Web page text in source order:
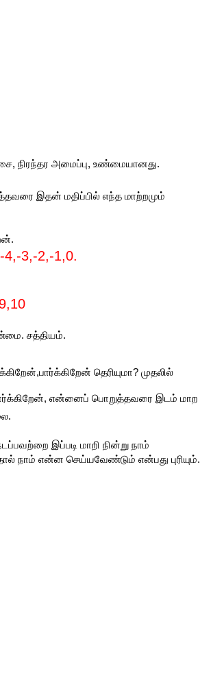
நிரந்தர அமைப்பு, உண்மையானது.
இதன் மதிப்பில் எந்த மாற்றமும்
3,-2,-1,0.
சத்தியம்.
தெரியுமா? முதலில்
என்னைப் பொறுத்தவரை இடம் மாற
இப்படி மாறி நின்று நாம்
நாம் என்ன செய்யவேண்டும் என்பது புரியும்.